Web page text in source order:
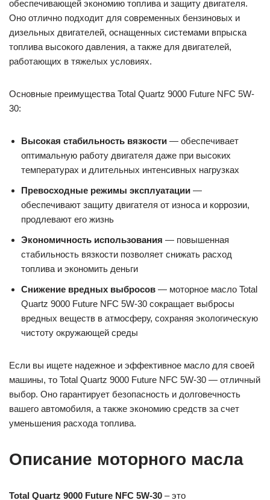
обеспечивающей экономию топлива и защиту двигателя.
Оно отлично подходит для современных бензиновых и
дизельных двигателей, оснащенных системами впрыска
топлива высокого давления, а также для двигателей,
работающих в тяжелых условиях.
Основные преимущества Total Quartz 9000 Future NFC 5W-
30:
Высокая стабильность вязкости — обеспечивает
оптимальную работу двигателя даже при высоких
температурах и длительных интенсивных нагрузках
Превосходные режимы эксплуатации —
обеспечивают защиту двигателя от износа и коррозии,
продлевают его жизнь
Экономичность использования — повышенная
стабильность вязкости позволяет снижать расход
топлива и экономить деньги
Снижение вредных выбросов — моторное масло Total
Quartz 9000 Future NFC 5W-30 сокращает выбросы
вредных веществ в атмосферу, сохраняя экологическую
чистоту окружающей среды
Если вы ищете надежное и эффективное масло для своей
машины, то Total Quartz 9000 Future NFC 5W-30 — отличный
выбор. Оно гарантирует безопасность и долговечность
вашего автомобиля, а также экономию средств за счет
уменьшения расхода топлива.
Описание моторного масла
Total Quartz 9000 Future NFC 5W-30 – это